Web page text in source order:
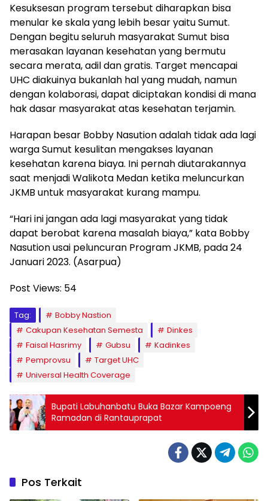
Kesuksesan program tersebut diharapkan bisa
menular ke skala yang lebih besar yaitu Sumut.
Dengan begitu seluruh masyarakat Sumut bisa
merasakan layanan kesehatan yang bermutu
secara merata, adil dan gratis. Target mencapai
UHC diakuinya bukanlah hal yang mudah, namun
dengan kolaborasi, dapat diciptakan kondisi di mana
hak dasar masyarakat atas kesehatan terjamin.
Harapan besar Bobby Nasution adalah tidak ada lagi
warga Sumut kesulitan mengakses layanan
kesehatan karena biaya. Ini pernah diutarakannya
saat menjadi Walikota Medan ketika meluncurkan
JKMB untuk masyarakat kurang mampu.
“Hari ini jangan ada lagi masyarakat yang tidak
dapat berobat karena masalah biaya,” kata Bobby
Nasution usai peluncuran Program JKMB, pada 24
Januari 2023. (Asarpua)
Post Views: 54
Tag:
Bobby Nastion
Cakupan Kesehatan Semesta
Dinkes
Faisal Hasrimy
Gubsu
Kadinkes
Pemprovsu
Target UHC
Universal Health Coverage
Bupati Labuhanbatu Buka Bazar Kampoeng
Ramadan di Rantauprapat
Pos Terkait